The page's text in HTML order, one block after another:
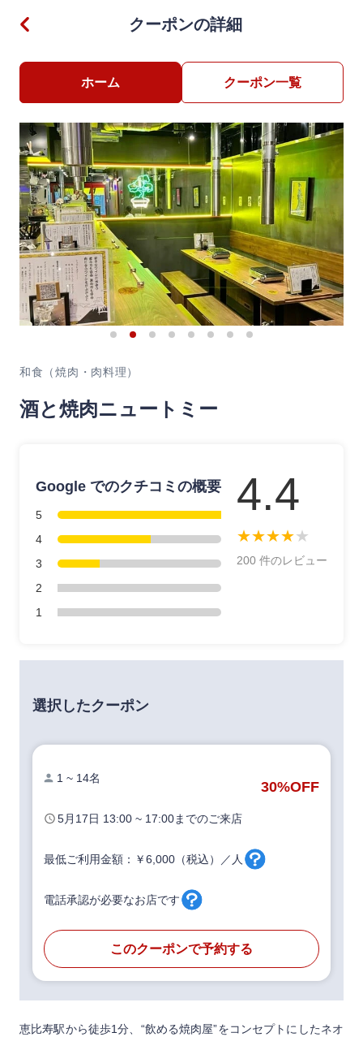
クーポンの詳細
ホーム クーポン一覧
和食（焼肉・肉料理）
酒と焼肉ニュートミー
Google でのクチコミの概要
5
4
3
2
1
4.4
★★★★★
200 件のレビュー
選択したクーポン
30%OFF
1 ~ 14名
5月17日 13:00 ~ 17:00までのご来店
最低ご利用金額：￥6,000（税込）／人
電話承認が必要なお店です
このクーポンで予約する
恵比寿駅から徒歩1分、“飲める焼肉屋”をコンセプトにしたネオ